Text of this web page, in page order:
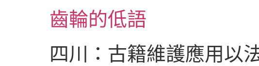
齒輪的低語
四川：古籍維護應用以